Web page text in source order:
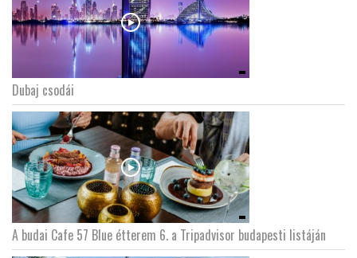
Dubaj csodái
A budai Cafe 57 Blue étterem 6. a Tripadvisor budapesti listáján